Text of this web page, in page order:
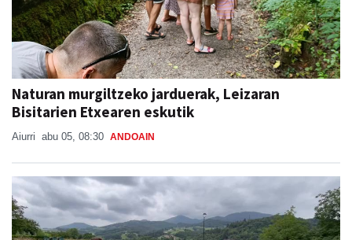
Naturan murgiltzeko jarduerak, Leizaran
Bisitarien Etxearen eskutik
Aiurri abu 05, 08:30 ANDOAIN